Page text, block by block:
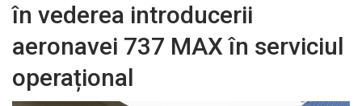
în vederea introducerii
aeronavei 737 MAX în serviciul
operațional